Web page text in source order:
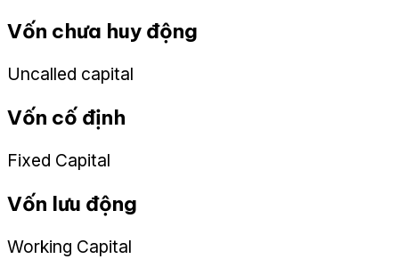
Vốn chưa huy động
Uncalled capital
Vốn cố định
Fixed Capital
Vốn lưu động
Working Capital